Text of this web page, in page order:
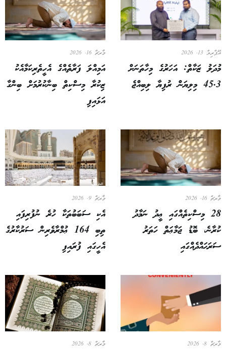
އޭޕްރިލް 13, 2026
މުދަލު ޒަކާތް: އަހަރުގެ މިހާތަނަށް
45.3 މިލިޔަން ރުފިޔާ ލިބިއްޖެ
މާރޗް 16, 2026
އަމިއްލަ ފަރާތެއްގެ އެހީތެރިކަމާއެކު
ޒިކުރާ މިސްކިތް ބިނާކުރުމަށް ބިންގާ
އަޅައިފި
މާރޗް 16, 2026
28 މިސްކިތެއްގައި ޢީދު ނަމާދު
ކުރާނެ، ބޮޑު ޖަމާޢަތް ހަތަރު
ސަރަޙައްދެއްގައި
މާރޗް 9, 2026
އެކި ސަބަބުތަކާ ހުރެ ނުފުރިފައި
ތިބި 164 ޢުމްރާވެރިން ސަރުކާރުގެ
އެހީގައި ފުރައިފި
މާރޗް 8, 2026 މާރޗް 8, 2026